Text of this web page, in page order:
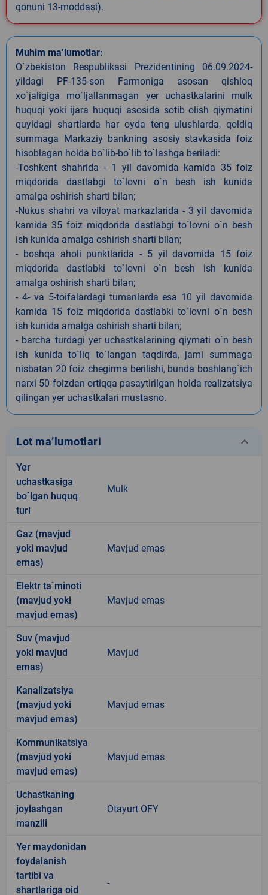
qonuni 13-moddasi).
Muhim ma’lumotlar:
O`zbekiston Respublikasi Prezidentining 06.09.2024-
yildagi PF-135-son Farmoniga asosan qishloq
xo`jaligiga mo`ljallanmagan yer uchastkalarini mulk
huquqi yoki ijara huquqi asosida sotib olish qiymatini
quyidagi shartlarda har oyda teng ulushlarda, qoldiq
summaga Markaziy bankning asosiy stavkasida foiz
hisoblagan holda bo`lib-bo`lib to`lashga beriladi:
-Toshkent shahrida - 1 yil davomida kamida 35 foiz
miqdorida dastlabgi to`lovni o`n besh ish kunida
amalga oshirish sharti bilan;
-Nukus shahri va viloyat markazlarida - 3 yil davomida
kamida 35 foiz miqdorida dastlabgi to`lovni o`n besh
ish kunida amalga oshirish sharti bilan;
- boshqa aholi punktlarida - 5 yil davomida 15 foiz
miqdorida dastlabki to`lovni o`n besh ish kunida
amalga oshirish sharti bilan;
- 4- va 5-toifalardagi tumanlarda esa 10 yil davomida
kamida 15 foiz miqdorida dastlabki to`lovni o`n besh
ish kunida amalga oshirish sharti bilan;
- barcha turdagi yer uchastkalarining qiymati o`n besh
ish kunida to`liq to`langan taqdirda, jami summaga
nisbatan 20 foiz chegirma berilishi, bunda boshlang`ich
narxi 50 foizdan ortiqqa pasaytirilgan holda realizatsiya
qilingan yer uchastkalari mustasno.
Lot ma’lumotlari keyboard_arrow_down
Yer
uchastkasiga
bo`lgan huquq
turi
Mulk
Gaz (mavjud
yoki mavjud
emas)
Mavjud emas
Elektr ta`minoti
(mavjud yoki
mavjud emas)
Mavjud emas
Suv (mavjud
yoki mavjud
emas)
Mavjud
Kanalizatsiya
(mavjud yoki
mavjud emas)
Mavjud emas
Kommunikatsiya
(mavjud yoki
mavjud emas)
Mavjud emas
Uchastkaning
joylashgan
manzili
Otayurt OFY
Yer maydonidan
foydalanish
tartibi va
shartlariga oid
-